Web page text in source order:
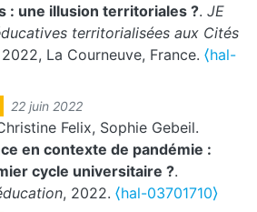
: une illusion territoriales ?. JE
territorialisées aux Cités
La Courneuve, France. ⟨hal-
22 juin 2022
Felix, Sophie Gebeil.
en contexte de pandémie :
cycle universitaire ?.
, 2022. ⟨hal-03701710⟩